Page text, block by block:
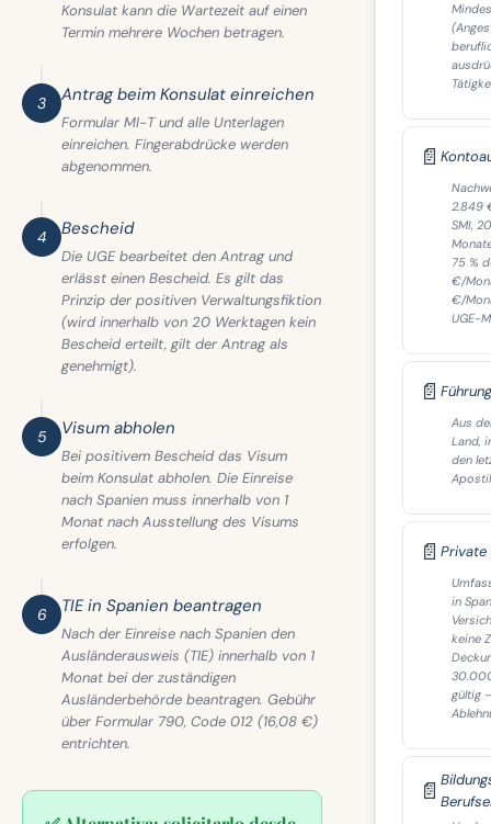
Konsulat kann die Wartezeit auf einen
Termin mehrere Wochen betragen.
3 Antrag beim Konsulat einreichen
Formular MI-T und alle Unterlagen
einreichen. Fingerabdrücke werden
abgenommen.
4 Bescheid
Die UGE bearbeitet den Antrag und
erlässt einen Bescheid. Es gilt das
Prinzip der positiven Verwaltungsfiktion
(wird innerhalb von 20 Werktagen kein
Bescheid erteilt, gilt der Antrag als
genehmigt).
5 Visum abholen
Bei positivem Bescheid das Visum
beim Konsulat abholen. Die Einreise
nach Spanien muss innerhalb von 1
Monat nach Ausstellung des Visums
erfolgen.
6 TIE in Spanien beantragen
Nach der Einreise nach Spanien den
Ausländerausweis (TIE) innerhalb von 1
Monat bei der zuständigen
Ausländerbehörde beantragen. Gebühr
über Formular 790, Code 012 (16,08 €)
entrichten.
📄
2.849
SMI,
75 %
€/
€/
UGE-
📄
Aus
Land,
den
📄 Private
in
keine
gültig
📄